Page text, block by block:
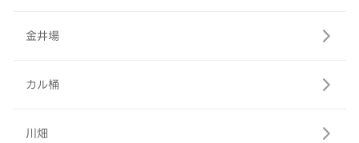
金井場
カル桶
川畑